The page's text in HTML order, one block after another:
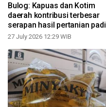
Bulog: Kapuas dan Kotim
daerah kontribusi terbesar
serapan hasil pertanian padi
27 July 2026 12:29 WIB